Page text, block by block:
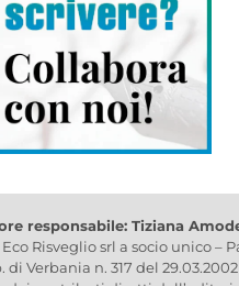
responsabile: Tiziana
Risveglio srl a socio unico –
Verbania n. 317 del 29.03.2002